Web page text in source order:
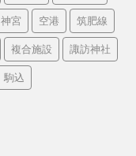
神宮 空港 筑肥線
複合施設 諏訪神社
駒込